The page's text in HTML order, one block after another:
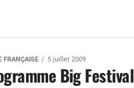
FRANÇAISE 5 juillet 2009
Big Festival